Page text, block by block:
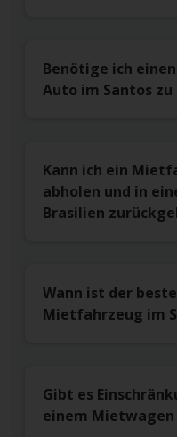
Benötige ich
Auto im Santos
Kann ich ein
abholen und in
Brasilien
Wann ist der
Mietfahrzeug im
Gibt es
einem Mietwagen